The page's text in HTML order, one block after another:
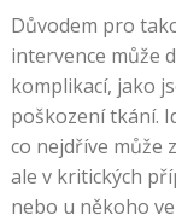
Důvodem pro
intervence může
komplikací, jako
poškození tkání.
co nejdříve může
ale v kritických
nebo u někoho